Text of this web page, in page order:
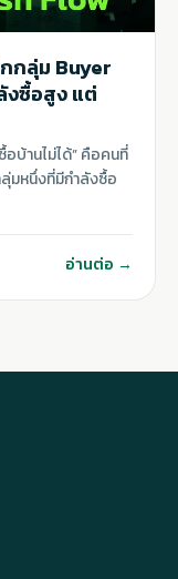
กลุ่ม Buyer
งซื้อสูง แต่
อบ้านไม่ได้” คือคนที่
มหนึ่งที่มีกำลังซื้อ
อ่านต่อ →